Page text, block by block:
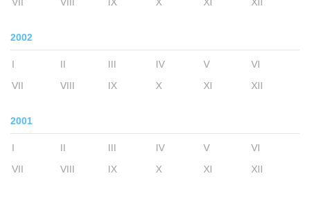
2002
I II III IV V
VI
VII
VIII IX X XI XII
2001
I II III IV V
VI
VII
VIII IX X XI XII